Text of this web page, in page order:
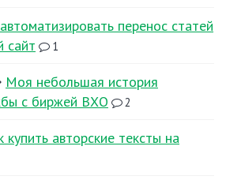
перенос статей
сайт
1
Моя небольшая история
с биржей ВХО
2
купить авторские тексты на